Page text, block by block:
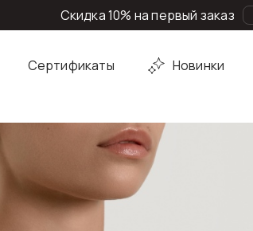
Скидка 10% на первый заказ
Сертификаты Новинки